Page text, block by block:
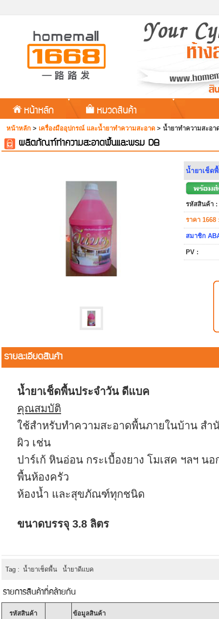
หน้าหลัก หมวดสินค้า
หน้าหลัก > เครื่องมืออุปกรณ์ และน้ำยาทำความสะอาด > น้ำยาทำความสะอ
ผลิตภัณฑ์ทำความสะอาดพื้นและพรม DB
น้ำยาเช็ด
รหัสสินค้า :
ราคา 1668
สมาชิก
PV :
รายละเอียดสินค้า
น้ำยาเช็ดพื้นประจำวัน ดีแบค
คุณสมบัติ
ใช้สำหรับทำความสะอาดพื้นภายในบ้าน สำ
ผิว เช่น
ปาร์เก้ หินอ่อน กระเบื้องยาง โมเสค ฯลฯ น
พื้นห้องครัว
ห้องน้ำ และสุขภัณฑ์ทุกชนิด
ขนาดบรรจุ 3.8 ลิตร
Tag : น้ำยาเช็ดพื้น น้ำยาดีแบค
รายการสินค้าที่คล้ายกัน
รหัสสินค้า ข้อมูลสินค้า